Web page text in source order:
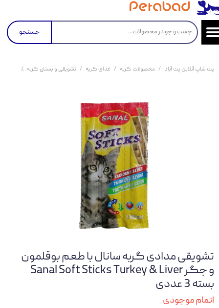
جستجو
پت شاپ آنلاین پت آباد محصولات گربه غذای گربه تشویقی و بستنی گربه
تشویقی مدادی گربه سانال با طعم بوقلمون
و جگر Sanal Soft Sticks Turkey & Liver
بسته 3 عددی
اتمام موجودی